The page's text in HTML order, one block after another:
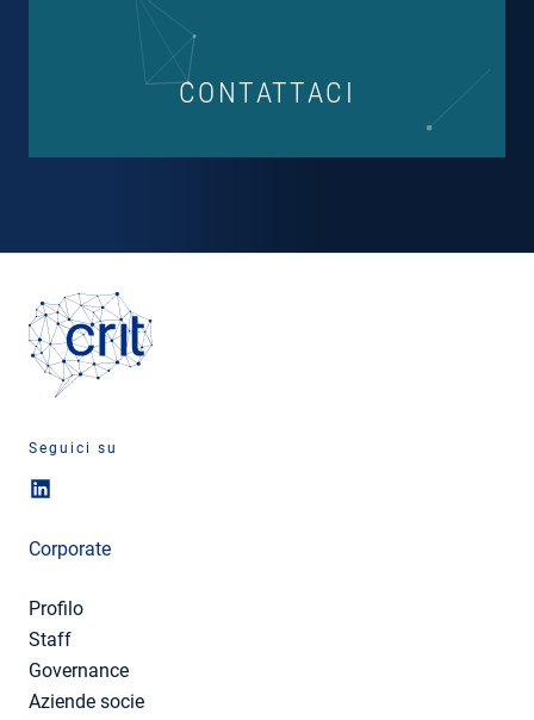
CONTATTACI
Seguici su
Corporate
Profilo
Staff
Governance
Aziende socie